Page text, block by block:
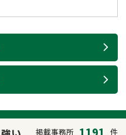
言書作成・遺言執行
続登記
留分侵害額請求
用相場
ラム
続手続き
掲載事務所
件